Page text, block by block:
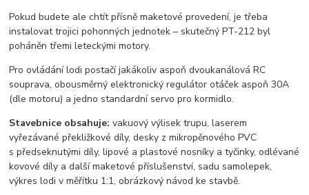
Pokud budete ale chtít přísně maketové provedení, je třeba
instalovat trojici pohonných jednotek – skutečný PT-212 byl
poháněn třemi leteckými motory.
Pro ovládání lodi postačí jakákoliv aspoň dvoukanálová RC
souprava, obousměrný elektronický regulátor otáček aspoň 30A
(dle motoru) a jedno standardní servo pro kormidlo.
Stavebnice obsahuje: vakuový výlisek trupu, laserem
vyřezávané překližkové díly, desky z mikropěnového PVC
s předseknutými díly, lipové a plastové nosníky a tyčinky, odlévané
kovové díly a další maketové příslušenství, sadu samolepek,
výkres lodi v měřítku 1:1, obrázkový návod ke stavbě.